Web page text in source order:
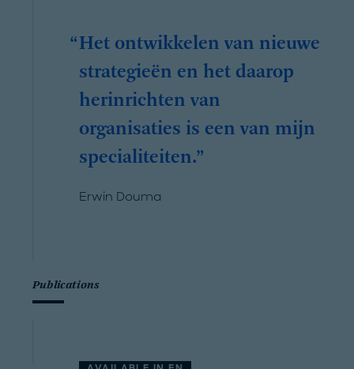
Het ontwikkelen van nieuwe
strategieën en het daarop
herinrichten van
organisaties is een van mijn
specialiteiten.
Erwin Douma
Publications